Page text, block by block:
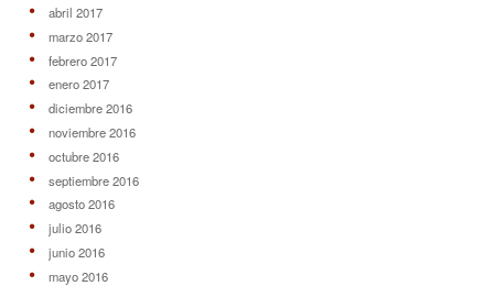
abril 2017
marzo 2017
febrero 2017
enero 2017
diciembre 2016
noviembre 2016
octubre 2016
septiembre 2016
agosto 2016
julio 2016
junio 2016
mayo 2016